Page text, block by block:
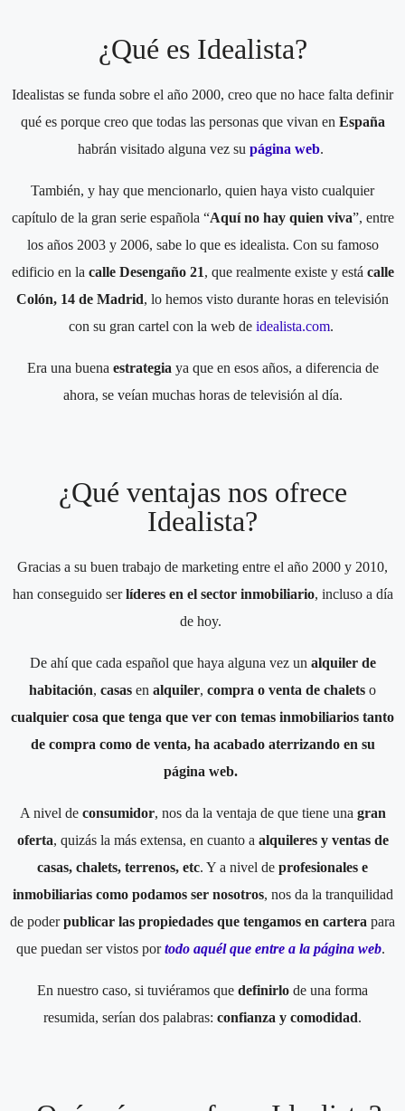
¿Qué es Idealista?
Idealistas se funda sobre el año 2000, creo que no hace falta definir
qué es porque creo que todas las personas que vivan en España
habrán visitado alguna vez su página web.
También, y hay que mencionarlo, quien haya visto cualquier
capítulo de la gran serie española “Aquí no hay quien viva”, entre
los años 2003 y 2006, sabe lo que es idealista. Con su famoso
edificio en la calle Desengaño 21, que realmente existe y está calle
Colón, 14 de Madrid, lo hemos visto durante horas en televisión
con su gran cartel con la web de idealista.com.
Era una buena estrategia ya que en esos años, a diferencia de
ahora, se veían muchas horas de televisión al día.
¿Qué ventajas nos ofrece
Idealista?
Gracias a su buen trabajo de marketing entre el año 2000 y 2010,
han conseguido serlíderes en el sector inmobiliario, incluso a día
de hoy.
De ahí que cada español que haya alguna vez un alquiler de
habitación, casas en alquiler, compra o venta de chalets o
cualquier cosa que tenga que ver con temas inmobiliarios tanto
de compra como de venta, ha acabado aterrizando en su
página web.
A nivel de consumidor, nos da la ventaja de que tiene una gran
oferta, quizás la más extensa, en cuanto a alquileres y ventas de
casas, chalets, terrenos, etc. Y a nivel de profesionales e
inmobiliarias como podamos ser nosotros, nos da la tranquilidad
de poderpublicar las propiedades que tengamos en cartera para
que puedan ser vistos portodo aquél que entre a la página web.
En nuestro caso, si tuviéramos que definirlo de una forma
resumida, serían dos palabras: confianza y comodidad.